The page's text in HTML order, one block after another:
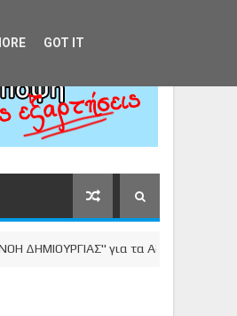
για τα Αδέσποτα Ζώα
GOT IT